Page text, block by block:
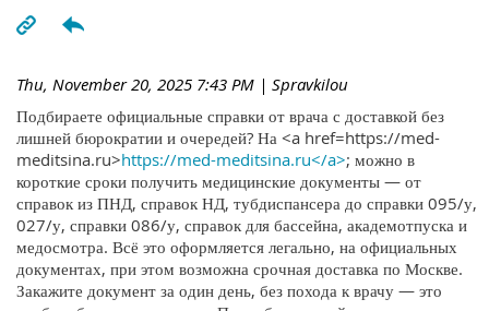
Thu, November 20, 2025 7:43 PM | Spravkilou
Подбираете официальные справки от врача с доставкой без
лишней бюрократии и очередей? На <a href=https://med-
meditsina.ru>https://med-meditsina.ru</a>; можно в
короткие сроки получить медицинские документы — от
справок из ПНД, справок НД, тубдиспансера до справки 095/у,
027/у, справки 086/у, справок для бассейна, академотпуска и
медосмотра. Всё это оформляется легально, на официальных
документах, при этом возможна срочная доставка по Москве.
Закажите документ за один день, без похода к врачу — это